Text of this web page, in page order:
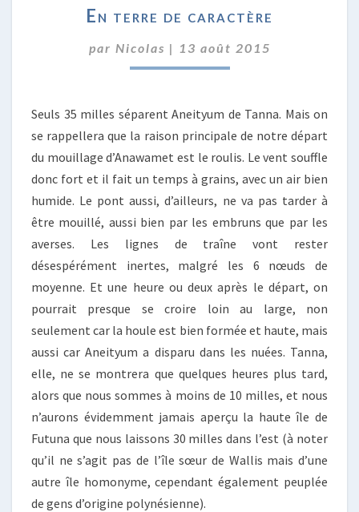
TERRE
CARACTÈRE
En terre de caractère
par Nicolas | 13 août 2015
Seuls 35 milles séparent Aneityum de Tanna. Mais on
se rappellera que la raison principale de notre départ
du mouillage d’Anawamet est le roulis. Le vent souffle
donc fort et il fait un temps à grains, avec un air bien
humide. Le pont aussi, d’ailleurs, ne va pas tarder à
être mouillé, aussi bien par les embruns que par les
averses. Les lignes de traîne vont rester
désespérément inertes, malgré les 6 nœuds de
moyenne. Et une heure ou deux après le départ, on
pourrait presque se croire loin au large, non
seulement car la houle est bien formée et haute, mais
aussi car Aneityum a disparu dans les nuées. Tanna,
elle, ne se montrera que quelques heures plus tard,
alors que nous sommes à moins de 10 milles, et nous
n’aurons évidemment jamais aperçu la haute île de
Futuna que nous laissons 30 milles dans l’est (à noter
qu’il ne s’agit pas de l’île sœur de Wallis mais d’une
autre île homonyme, cependant également peuplée
de gens d’origine polynésienne).